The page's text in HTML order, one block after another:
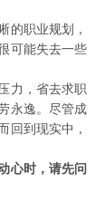
职业规划，
可能失去一些
力，省去求职
永逸。尽管成
回到现实中，
心时，请先问